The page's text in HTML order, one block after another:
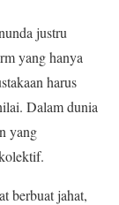
justru
yang hanya
harus
Dalam dunia
yang
berbuat jahat,